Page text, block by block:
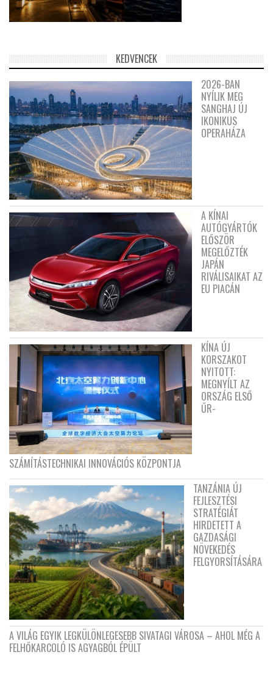
KEDVENCEK
2026-BAN
NYÍLIK MEG
SANGHAJ ÚJ
IKONIKUS
OPERAHÁZA
A KÍNAI
AUTÓGYÁRTÓK
ELŐSZÖR
MEGELŐZTÉK
JAPÁN
RIVÁLISAIKAT AZ
EU PIACÁN
KÍNA ÚJ
KORSZAKOT
NYITOTT:
MEGNYÍLT AZ
ORSZÁG ELSŐ
ŰR-
SZÁMÍTÁSTECHNIKAI INNOVÁCIÓS KÖZPONTJA
TANZÁNIA ÚJ
FEJLESZTÉSI
STRATÉGIÁT
HIRDETETT A
GAZDASÁGI
NÖVEKEDÉS
FELGYORSÍTÁSÁRA
A VILÁG EGYIK LEGKÜLÖNLEGESEBB SIVATAGI VÁROSA – AHOL MÉG A
FELHŐKARCOLÓ IS AGYAGBÓL ÉPÜLT